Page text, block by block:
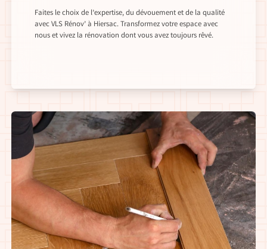
Faites le choix de l’expertise, du dévouement et de la qualité
avec VLS Rénov’ à Hiersac. Transformez votre espace avec
nous et vivez la rénovation dont vous avez toujours rêvé.